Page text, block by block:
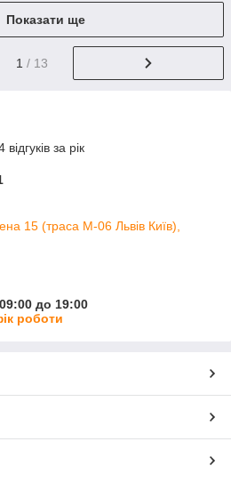
Показати ще
1 / 13
за рік
15 (траса М-06 Львів Київ),
до 19:00
роботи